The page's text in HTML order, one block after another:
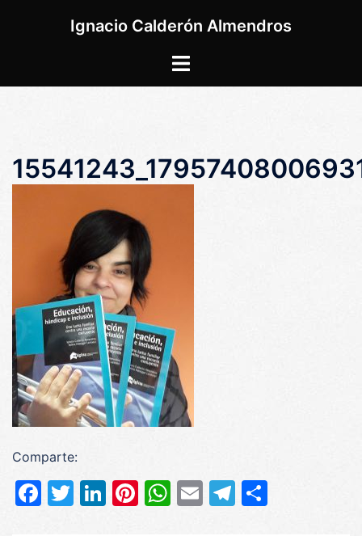
Ignacio Calderón Almendros
Alternar
Comparte:
Facebook
Twitter
LinkedIn
Pinterest
WhatsApp
EmailTelegram